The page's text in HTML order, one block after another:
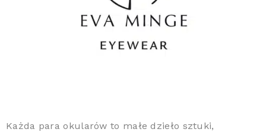
Każda para okularów to małe dzieło sztuki,